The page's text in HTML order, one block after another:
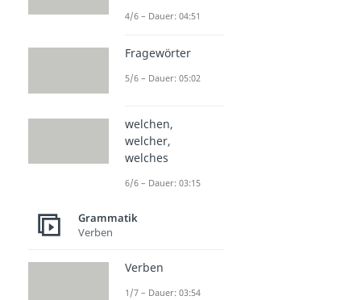
4/6 – Dauer: 04:51
Fragewörter
5/6 – Dauer: 05:02
welchen,
welcher,
welches
6/6 – Dauer: 03:15
Grammatik
Verben
Verben
1/7 – Dauer: 03:54